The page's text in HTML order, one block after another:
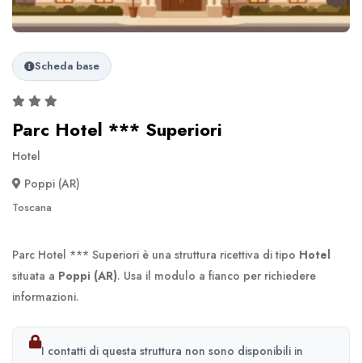
Scheda base
Parc Hotel *** Superiori
Hotel
Poppi (AR)
Toscana
Parc Hotel *** Superiori è una struttura ricettiva di tipo Hotel
situata a Poppi (AR). Usa il modulo a fianco per richiedere
informazioni.
I contatti di questa struttura non sono disponibili in